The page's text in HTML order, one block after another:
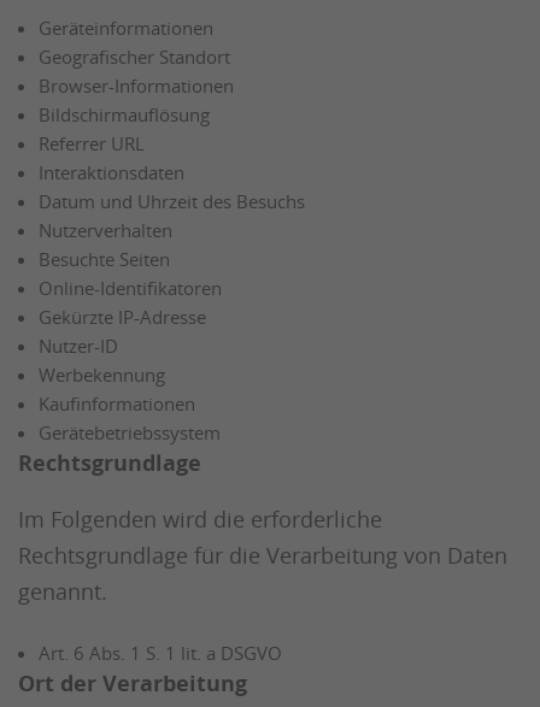
Geräteinformationen
Geografischer Standort
Browser-Informationen
Bildschirmauflösung
Referrer URL
Interaktionsdaten
Datum und Uhrzeit des Besuchs
Nutzerverhalten
Besuchte Seiten
Online-Identifikatoren
Gekürzte IP-Adresse
Nutzer-ID
Werbekennung
Kaufinformationen
Gerätebetriebssystem
Rechtsgrundlage
Im Folgenden wird die erforderliche
Rechtsgrundlage für die Verarbeitung von Daten
genannt.
Art. 6 Abs. 1 S. 1 lit. a DSGVO
Ort der Verarbeitung